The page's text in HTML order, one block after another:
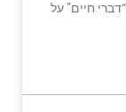
חיים” על